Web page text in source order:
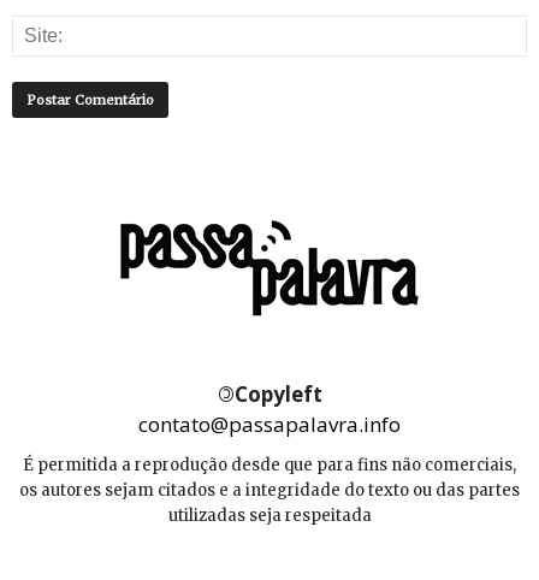
©Copyleft
contato@passapalavra.info
É permitida a reprodução desde que para fins não comerciais,
os autores sejam citados e a integridade do texto ou das partes
utilizadas seja respeitada